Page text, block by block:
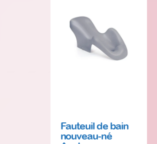
Fauteuil de bain
nouveau-né